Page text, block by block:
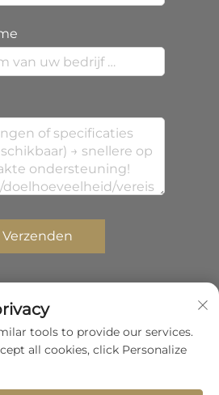
Verzenden
Zhongda Composites
tools to provide our services.
all cookies, click Personalize